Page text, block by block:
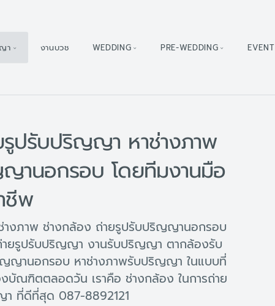
า งานบวช WEDDING PRE-WEDDING EVENT
ปรับปริญญา หาช่างภาพ
านอกรอบ โดยทีมงานมือ
ชีพ
งภาพ ช่างกล้อง ถ่ายรูปรับปริญญานอกรอบ
ยรูปรับปริญญา งานรับปริญญา ตากล้องรับ
านอกรอบ หาช่างภาพรับปริญญา ในแบบที่
ณฑิตตลอดวัน เราคือ ช่างกล้อง ในการถ่าย
ที่ดีที่สุด 087-8892121